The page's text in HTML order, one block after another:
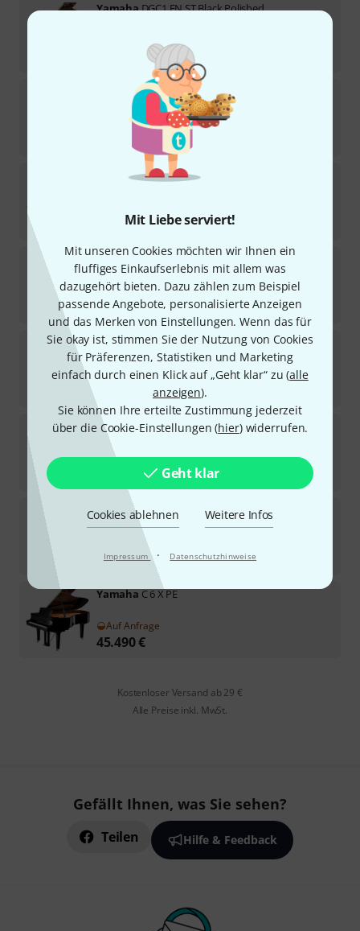
Mit Liebe serviert!
Mit unseren Cookies möchten wir Ihnen ein
fluffiges Einkaufserlebnis mit allem was
dazugehört bieten. Dazu zählen zum Beispiel
passende Angebote, personalisierte Anzeigen
und das Merken von Einstellungen. Wenn das für
Sie okay ist, stimmen Sie der Nutzung von Cookies
für Präferenzen, Statistiken und Marketing
einfach durch einen Klick auf „Geht klar“ zu (alle
anzeigen).
Sie können Ihre erteilte Zustimmung jederzeit
über die Cookie-Einstellungen (hier) widerrufen.
Geht klar
Cookies ablehnen Weitere Infos
Impressum · Datenschutzhinweise
YamahaDGC1 EN ST Black Polished
YamahaGB1 K SC3 PWH Grand Piano
Sofort lieferbar
YamahaD C1 X EN Black Polished
45.590€
Yamaha C 2 X SH3 PE Silent Grand
Sofort lieferbar
34.990€
YamahaC 3 X SH3 PE Silent Grand
Auf Anfrage
Yamaha C 3 STMI (Studio) Black
Auf Anfrage
€
Yamaha C 1 X SH3 PE Silent Grand
Auf Anfrage
32.490€
YamahaC 6 X PE
Auf Anfrage
45.490€
Kostenloser Versand ab 29 €
Alle Preise inkl. MwSt.
Gefällt Ihnen, was Sie sehen?
Teilen Hilfe & Feedback